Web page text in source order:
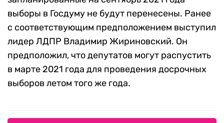
выборы в Госдуму не будут перенесены. Ранее
с соответствующим предположением выступил
лидер ЛДПР Владимир Жириновский. Он
предположил, что депутатов могут распустить
в марте 2021 года для проведения досрочных
выборов летом того же года.